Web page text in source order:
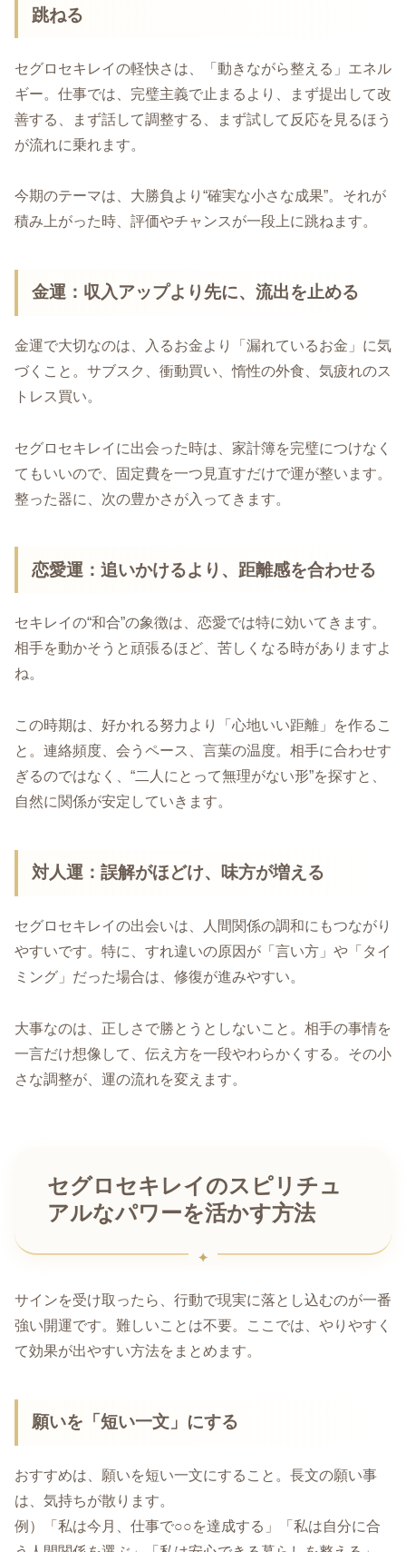
跳ねる
セグロセキレイの軽快さは、「動きながら整える」エネル
ギー。仕事では、完璧主義で止まるより、まず提出して改
善する、まず話して調整する、まず試して反応を見るほう
が流れに乗れます。
今期のテーマは、大勝負より“確実な小さな成果”。それが
積み上がった時、評価やチャンスが一段上に跳ねます。
金運：収入アップより先に、流出を止める
金運で大切なのは、入るお金より「漏れているお金」に気
づくこと。サブスク、衝動買い、惰性の外食、気疲れのス
トレス買い。
セグロセキレイに出会った時は、家計簿を完璧につけなく
てもいいので、固定費を一つ見直すだけで運が整います。
整った器に、次の豊かさが入ってきます。
恋愛運：追いかけるより、距離感を合わせる
セキレイの“和合”の象徴は、恋愛では特に効いてきます。
相手を動かそうと頑張るほど、苦しくなる時がありますよ
ね。
この時期は、好かれる努力より「心地いい距離」を作るこ
と。連絡頻度、会うペース、言葉の温度。相手に合わせす
ぎるのではなく、“二人にとって無理がない形”を探すと、
自然に関係が安定していきます。
対人運：誤解がほどけ、味方が増える
セグロセキレイの出会いは、人間関係の調和にもつながり
やすいです。特に、すれ違いの原因が「言い方」や「タイ
ミング」だった場合は、修復が進みやすい。
大事なのは、正しさで勝とうとしないこと。相手の事情を
一言だけ想像して、伝え方を一段やわらかくする。その小
さな調整が、運の流れを変えます。
セグロセキレイのスピリチュ
アルなパワーを活かす方法
サインを受け取ったら、行動で現実に落とし込むのが一番
強い開運です。難しいことは不要。ここでは、やりやすく
て効果が出やすい方法をまとめます。
願いを「短い一文」にする
おすすめは、願いを短い一文にすること。長文の願い事
は、気持ちが散ります。
例）「私は今月、仕事で○○を達成する」「私は自分に合